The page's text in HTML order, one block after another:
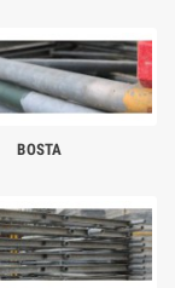
BOSTA